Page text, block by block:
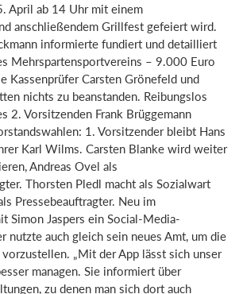
April ab 14 Uhr mit einem
anschließendem Grillfest gefeiert wird.
informierte fundiert und detailliert
Mehrspartensportvereins – 9.000 Euro
Kassenprüfer Carsten Grönefeld und
nichts zu beanstanden. Reibungslos
2. Vorsitzenden Frank Brüggemann
1. Vorsitzender bleibt Hans
Karl Wilms. Carsten Blanke wird weiter
Andreas Ovel als
Thorsten Pledl macht als Sozialwart
Pressebeauftragter. Neu im
Simon Jaspers ein Social-Media-
nutzte auch gleich sein neues Amt, um die
vorzustellen. „Mit der App lässt sich unser
managen. Sie informiert über
zu denen man sich dort auch